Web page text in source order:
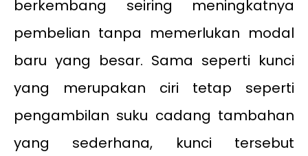
berkembang seiring meningkatnya
pembelian tanpa memerlukan modal
baru yang besar. Sama seperti kunci
yang merupakan ciri tetap seperti
pengambilan suku cadang tambahan
yang sederhana, kunci tersebut